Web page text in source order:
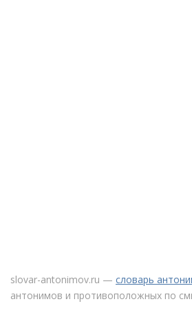
slovar-antonimov.ru — словарь
антонимов и противоположных по